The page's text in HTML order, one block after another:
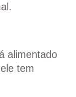
alimentado
tem